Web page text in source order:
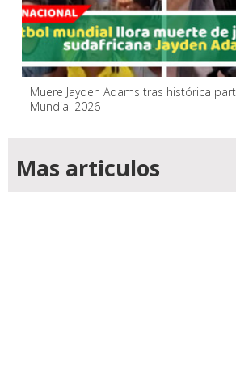
Muere Jayden Adams tras histórica
Mundial 2026
Mas articulos